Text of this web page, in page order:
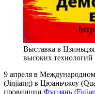
Выставка в
высоких технологий
9 апреля в
(Jinjiang) в Цюаньчжоу
провинции Фуцзянь